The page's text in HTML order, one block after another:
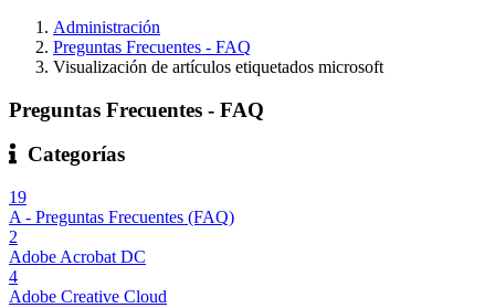
Administración
Preguntas Frecuentes - FAQ
Visualización de artículos etiquetados microsoft
Preguntas Frecuentes - FAQ
Categorías
19
A - Preguntas Frecuentes (FAQ)
2
Adobe Acrobat DC
4
Adobe Creative Cloud